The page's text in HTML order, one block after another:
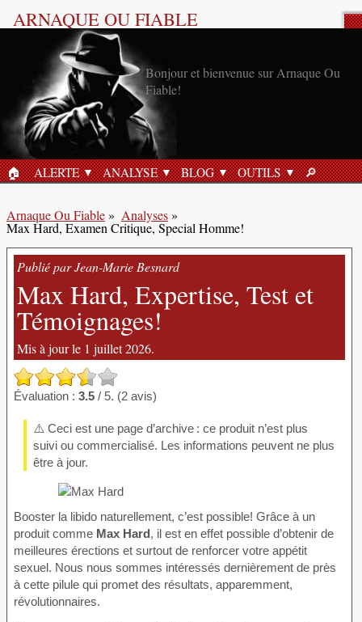
ARNAQUE OU FIABLE
Fiable!
ACCUEIL
🏠︎ ALERTE ANALYSE BLOG OUTILS 🔎︎
Arnaque Ou Fiable» Analyses»
Max Hard, Examen Critique, Special Homme!
Publié par Jean-Marie Besnard
Max Hard, Expertise, Test et
Témoignages!
Mis à jour le 1 juillet 2026.
Évaluation : 3.5 / 5. (2 avis)
⚠️ Ceci est une page d’archive : ce produit n’est plus
suivi ou commercialisé. Les informations peuvent ne plus
être à jour.
Booster la libido naturellement, c’est possible! Grâce à un
produit comme Max Hard, il est en effet possible d’obtenir de
meilleures érections et surtout de renforcer votre appétit
sexuel. Nous nous sommes intéressés dernièrement de près
à cette pilule qui promet des résultats, apparemment,
révolutionnaires.